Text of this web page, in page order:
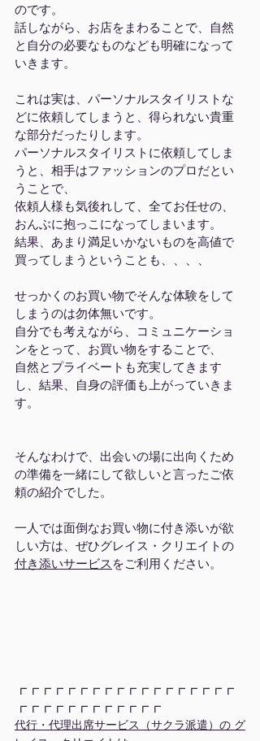
のです。
話しながら、お店をまわることで、自然
と自分の必要なものなども明確になって
いきます。
これは実は、パーソナルスタイリストな
どに依頼してしまうと、得られない貴重
な部分だったりします。
パーソナルスタイリストに依頼してしま
うと、相手はファッションのプロだとい
うことで、
依頼人様も気後れして、全てお任せの、
おんぶに抱っこになってしまいます。
結果、あまり満足いかないものを高値で
買ってしまうということも、、、、
せっかくのお買い物でそんな体験をして
しまうのは勿体無いです。
自分でも考えながら、コミュニケーショ
ンをとって、お買い物をすることで、
自然とプライベートも充実してきます
し、結果、自身の評価も上がっていきま
す。
そんなわけで、出会いの場に出向くため
の準備を一緒にして欲しいと言ったご依
頼の紹介でした。
一人では面倒なお買い物に付き添いが欲
しい方は、ぜひグレイス・クリエイトの
付き添いサービス をご利用ください。
┏┏┏┏┏┏┏┏┏┏┏┏┏┏┏┏┏┏
┏┏┏┏┏┏┏┏┏┏┏┏
代行・代理出席サービス（サクラ派遣）の グ